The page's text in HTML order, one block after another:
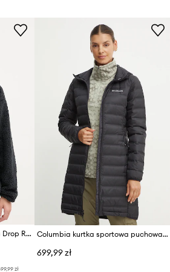
Jack Wolfskin
TECHNOLOGIE
TEXAPORE CORE
Columbia kurtka outdoorowa Drop Ridge IC
zł
Columbia kurtka sportowa puchowa Lake 22
699,99 zł